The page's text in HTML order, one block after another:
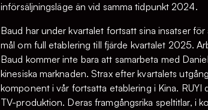
införsäljningsläge än vid samma tidpunkt 2024.
Baud har under kvartalet fortsatt sina insatser
mål om full etablering till fjärde kvartalet 2025.
Baud kommer inte bara att samarbeta med
kinesiska marknaden. Strax efter kvartalets
komponent i vår fortsatta etablering i Kina.
TV-produktion. Deras framgångsrika speltitlar, i